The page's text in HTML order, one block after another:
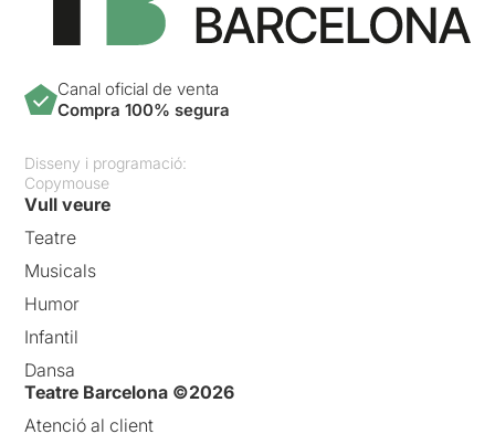
Canal oficial de venta
Compra 100% segura
Disseny i programació:
Copymouse
Vull veure
Teatre
Musicals
Humor
Infantil
Dansa
Teatre Barcelona ©2026
Atenció al client